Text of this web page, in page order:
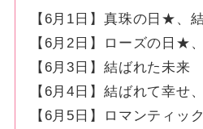
【6月1日】真珠の日★、
【6月2日】ローズの日★
【6月3日】結ばれた未来
【6月4日】結ばれて幸せ
【6月5日】ロマンティッ